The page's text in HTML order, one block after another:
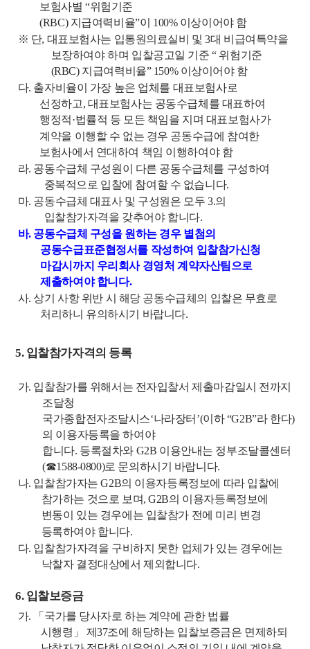
보험사별“위험기준
(RBC) 지급여력비율”이 100% 이상이어야 함
※ 단, 대표보험사는 입통원의료실비 및3대 비급여특약을
보장하여야 하며 입찰공고일 기준“ 위험기준
(RBC) 지급여력비율” 150% 이상이어야 함
다. 출자비율이 가장 높은 업체를 대표보험사로
선정하고, 대표보험사는 공동수급체를 대표하여
행정적·법률적 등 모든 책임을 지며 대표보험사가
계약을 이행할 수 없는 경우 공동수급에 참여한
보험사에서 연대하여 책임 이행하여야 함
라. 공동수급체 구성원이 다른 공동수급체를 구성하여
중복적으로 입찰에 참여할 수 없습니다.
마. 공동수급체 대표사 및 구성원은 모두 3.의
입찰참가자격을 갖추어야 합니다.
바. 공동수급체 구성을 원하는 경우 별첨의
공동수급표준협정서를 작성하여 입찰참가신청
마감시까지 우리회사 경영처 계약자산팀으로
제출하여야 합니다.
사.상기 사항 위반 시 해당 공동수급체의 입찰은 무효로
처리하니 유의하시기 바랍니다.
5. 입찰참가자격의 등록
가. 입찰참가를 위해서는 전자입찰서 제출마감일시 전까지
조달청
국가종합전자조달시스‘나라장터 ’(이하“G2B”라 한다)
의 이용자등록을 하여야
합니다. 등록절차와 G2B 이용안내는 정부조달콜센터
(☎1588-0800)로 문의하시기 바랍니다.
나. 입찰참가자는G2B의 이용자등록정보에 따라 입찰에
참가하는 것으로 보며, G2B의 이용자등록정보에
변동이 있는 경우에는 입찰참가 전에 미리 변경
등록하여야 합니다.
다. 입찰참가자격을 구비하지 못한 업체가 있는 경우에는
낙찰자 결정대상에서 제외합니다.
6. 입찰보증금
가. 「 국가를 당사자로 하는 계약에 관한 법률
시행령 」 제37조에 해당하는 입찰보증금은 면제하되